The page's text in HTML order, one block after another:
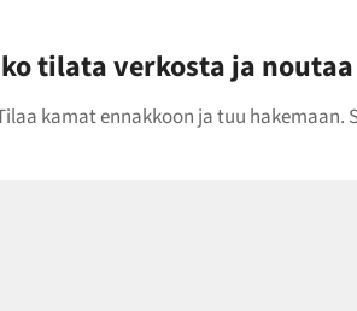
tilata verkosta ja
kamat ennakkoon ja tuu